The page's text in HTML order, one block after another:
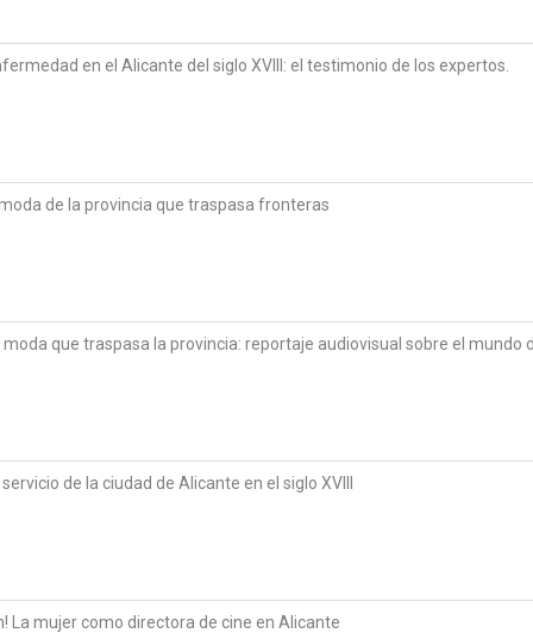
en el Alicante del siglo XVIII: el testimonio de los expertos.
de la provincia que traspasa fronteras
moda que traspasa la provincia: reportaje audiovisual sobre el mundo
de la ciudad de Alicante en el siglo XVIII
La mujer como directora de cine en Alicante